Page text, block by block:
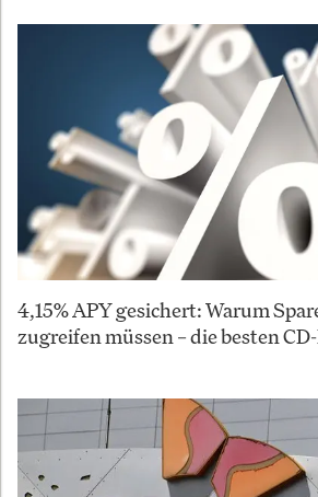
4,15% APY gesichert: Warum
zugreifen müssen – die besten